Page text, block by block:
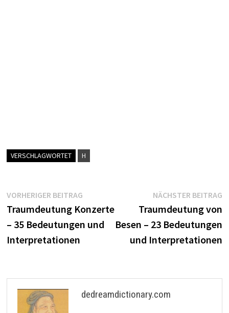
VERSCHLAGWORTET H
Beitragsnavigation
VORHERIGER BEITRAGVorheriger
Beitrag:
Traumdeutung Konzerte
– 35 Bedeutungen und
Interpretationen
NÄCHSTER BEITRAG
Traumdeutung von
Besen – 23 Bedeutungen
und Interpretationen
dedreamdictionary.com